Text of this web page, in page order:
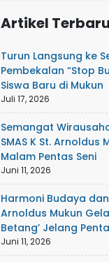
Artikel Terbaru
Turun Langsung ke
Pembekalan “Stop
Siswa Baru di Mukun
Juli 17, 2026
Semangat
SMAS K St. Arnoldus
Malam Pentas Seni
Juni 11, 2026
Harmoni Budaya dan
Arnoldus Mukun
Betang’ Jelang
Juni 11, 2026